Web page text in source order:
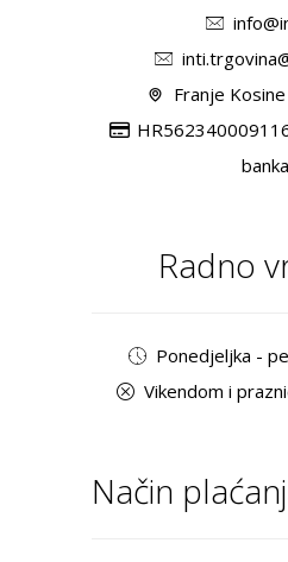
Franje
banka
Radno
Ponedjeljka -
Vikendom i
Način